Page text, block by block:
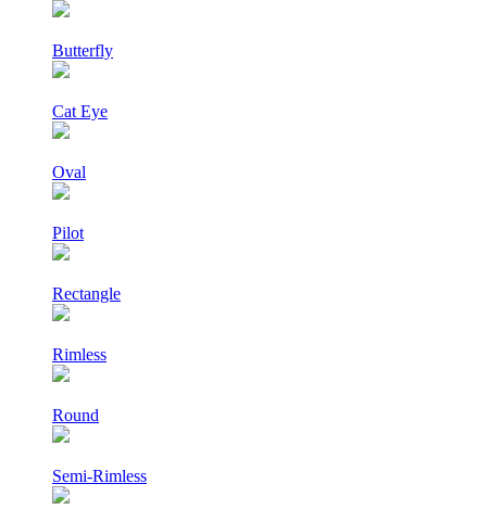
Butterfly
Cat Eye
Oval
Pilot
Rectangle
Rimless
Round
Semi-Rimless